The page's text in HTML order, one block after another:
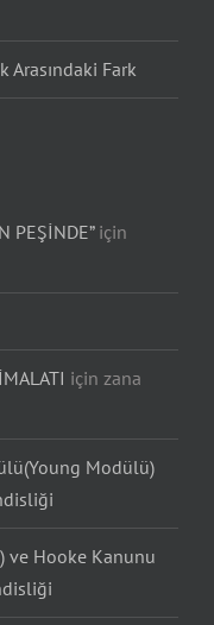
Arasındaki Fark
PEŞİNDE”için
için zana
Modülü)
ve Hooke Kanunu